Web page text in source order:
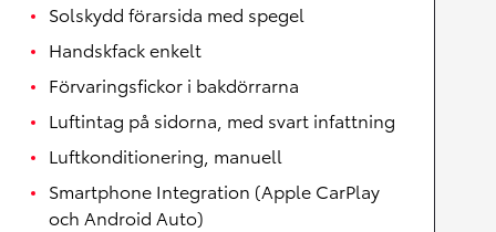
Solskydd förarsida med spegel
Handskfack enkelt
Förvaringsfickor i bakdörrarna
Luftintag på sidorna, med svart infattning
Luftkonditionering, manuell
Smartphone Integration (Apple CarPlay
och Android Auto)